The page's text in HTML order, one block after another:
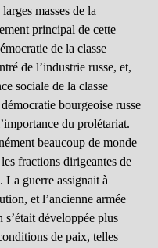
masses de la
principal de cette
de la classe
de l’industrie russe, et,
sociale de la classe
bourgeoise russe
du prolétariat.
beaucoup de monde
fractions dirigeantes de
La guerre assignait à
et l’ancienne armée
développée plus
de paix, telles